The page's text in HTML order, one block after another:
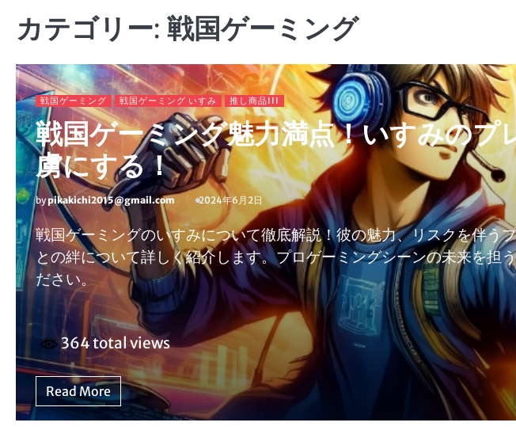
カテゴリー: 戦国ゲーミング
戦国ゲーミング 戦国ゲーミング いすみ 推し商品III
戦国ゲーミング魅力満点！いすみのプ
虜にする！
bypikakichi2015@gmail.com 2024年6月2日
戦国ゲーミングのいすみについて徹底解説！彼の魅力、リスクを伴う
との絆について詳しく紹介します。プロゲーミングシーンの未来を担
ださい。
364 total views
Read More